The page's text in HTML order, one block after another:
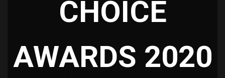
CHOICE
AWARDS 2020